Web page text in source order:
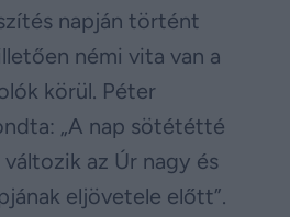
napján történt
némi vita van a
körül. Péter
„A nap sötététté
az Úr nagy és
eljövetele előtt”.